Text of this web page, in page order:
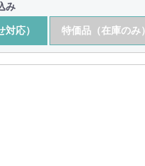
み
応） 特価品（在庫のみ）